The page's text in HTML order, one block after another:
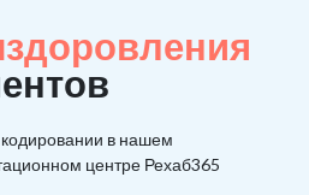
в нашем
центре Рехаб365